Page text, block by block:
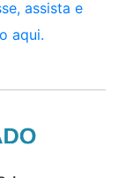
assista e
aqui.